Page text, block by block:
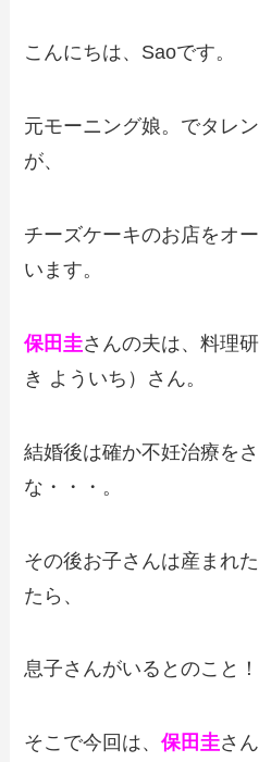
こんにちは、Saoです。
元モーニング娘。でタレ
が、
チーズケーキのお店をオ
います。
保田圭さんの夫は、料理
き よういち）さん。
結婚後は確か不妊治療を
な・・・。
その後お子さんは産まれ
たら、
息子さんがいるとのこと！
そこで今回は、保田圭さ